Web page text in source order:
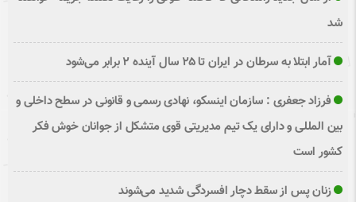
شد
آمار ابتلا به سرطان در ایران تا ۲۵ سال آینده ۲ برابر می‌شود
فرزاد جعفری : سازمان اینسکو، نهادی رسمی و قانونی در سطح داخلی و
بین المللی و دارای یک تیم مدیریتی قوی متشکل از جوانان خوش فکر
کشور است
زنان پس از سقط دچار افسردگی شدید می‌شوند